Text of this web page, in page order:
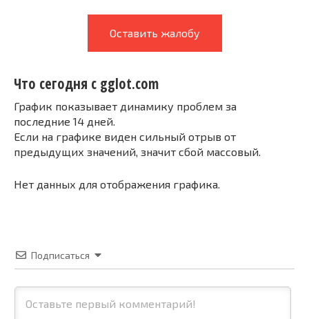
Оставить жалобу
Что сегодня с gglot.com
График показывает динамику проблем за
последние 14 дней.
Если на графике виден сильный отрыв от
предыдущих значений, значит сбой массовый.
Нет данных для отображения графика.
Подписаться